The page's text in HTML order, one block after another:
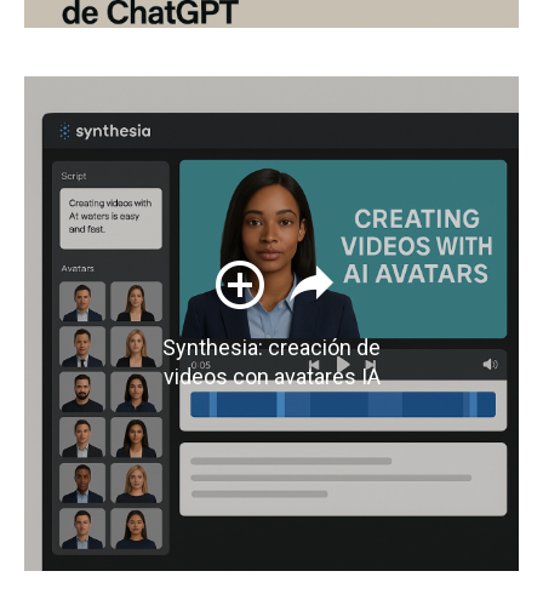
Synthesia: creación de
videos con avatares IA